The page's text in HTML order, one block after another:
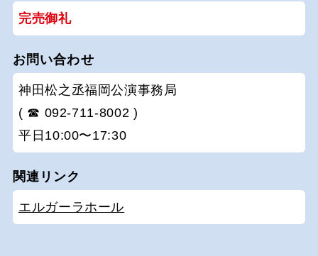
完売御礼
お問い合わせ
神田松之丞福岡公演事務局
( ☎ 092-711-8002 )
平日10:00〜17:30
関連リンク
エルガーラホール